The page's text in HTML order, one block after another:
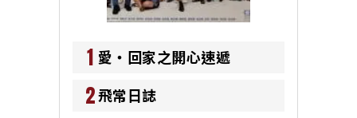
1 愛‧回家之開心速遞
2飛常日誌